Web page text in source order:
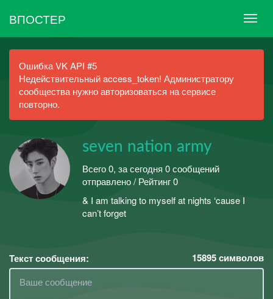
ВПОСТЕР
Ошибка VK API #5
Недействительный access_token! Администратору
сообщества нужно авторизоваться на сервисе
повторно.
seven nation army
Всего 0, за сегодня 0 сообщений
отправлено / Рейтинг 0
& I am talking to myself at nights ‘cause I
can’t forget
Текст сообщения: 15895символов